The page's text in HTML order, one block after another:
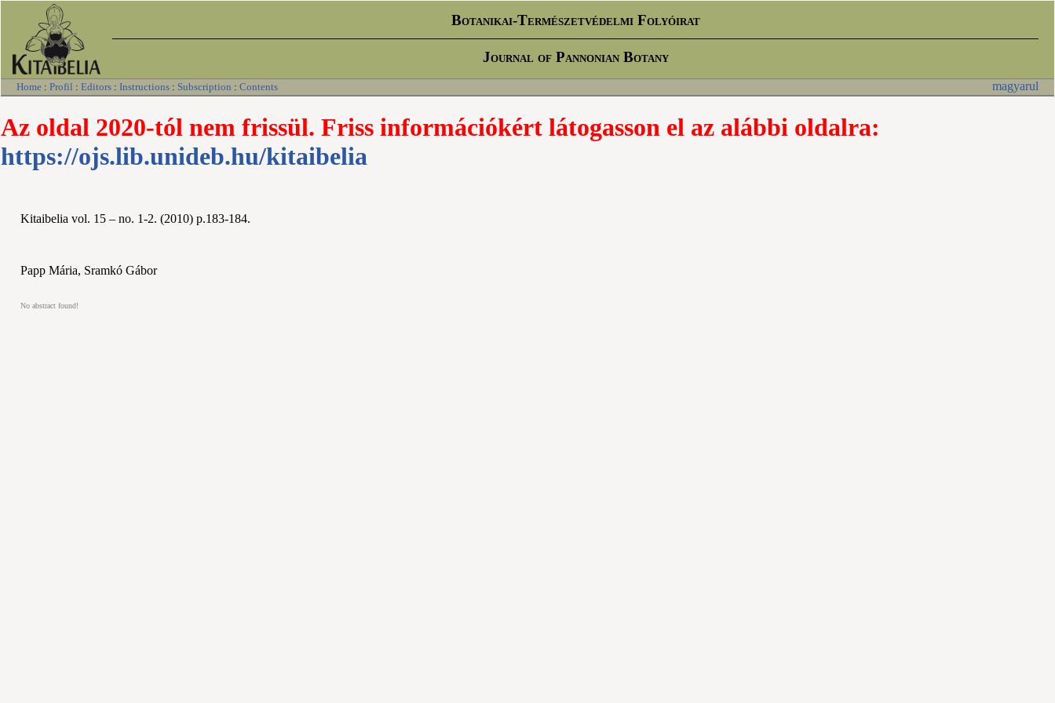
Botanikai-Természetvédelmi Folyóirat
Journal of Pannonian Botany
Home : Profil : Editors : Instructions : Subscription : Contents magyarul
Az oldal 2020-tól nem frissül. Friss információkért látogasson el az alábbi oldalra:
https://ojs.lib.unideb.hu/kitaibelia
Kitaibelia vol. 15 – no. 1-2. (2010) p.183-184.
Papp Mária, Sramkó Gábor
No abstract found!